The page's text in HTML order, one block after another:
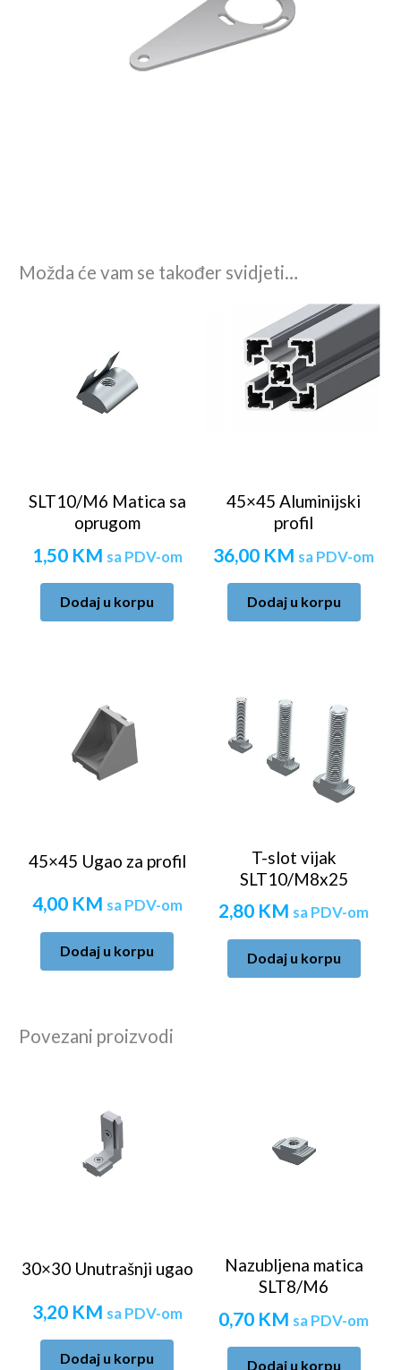
Možda će vam se također svidjeti…
SLT10/M6 Matica sa
oprugom
1,50 KM sa PDV-om
Dodaj u korpu
45×45 Aluminijski
profil
36,00 KM sa PDV-om
Dodaj u korpu
45×45 Ugao za profil
4,00 KM sa PDV-om
Dodaj u korpu
T-slot vijak
SLT10/M8x25
2,80 KM sa PDV-om
Dodaj u korpu
Povezani proizvodi
30×30 Unutrašnji ugao
3,20 KM sa PDV-om
Dodaj u korpu
Nazubljena matica
SLT8/M6
0,70 KM sa PDV-om
Dodaj u korpu